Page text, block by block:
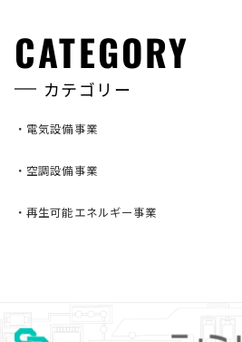
CATEGORY
カテゴリー
・ 電気設備事業
・ 空調設備事業
・再生可能エネルギー事業